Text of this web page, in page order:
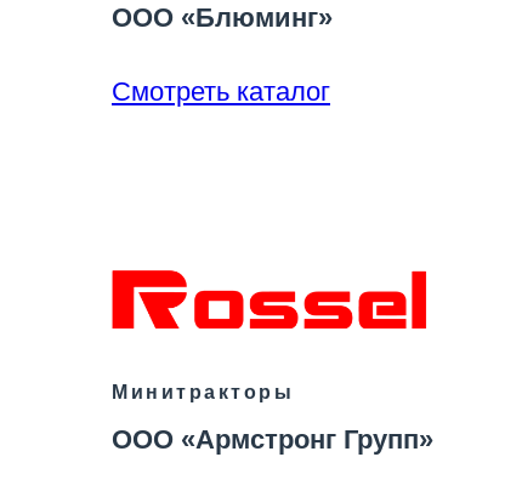
ООО «Блюминг»
Смотреть каталог
Минитракторы
ООО «Армстронг Групп»